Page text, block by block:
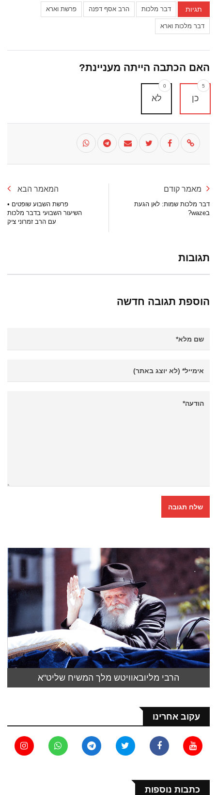
תגיות דבר מלכות הרב אסף דפנה פרשת וארא
דבר מלכות וארא
האם הכתבה הייתה מעניינת?
כן
5
לא
0
מאמר קודם
דבר מלכות שמות: לאן הגעת
בwaze?
המאמר הבא
פרשת השבוע שופטים •
השיעור השבועי בדבר מלכות
עם הרב זמרוני ציק
תגובות
הוספת תגובה חדשה
הרבי מליובאוויטש מלך המשיח שליט"א
עקוב אחרינו
כתבות נוספות